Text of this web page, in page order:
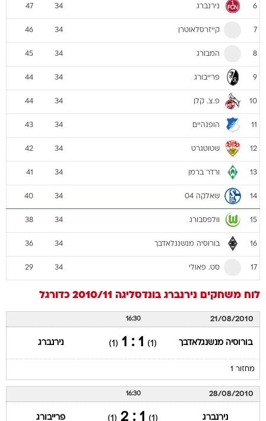
6 נירנברג 34
47
7 קייזרסלאוטרן 34
46
8 המבורג 34
45
9 פרייבורג 34
44
10 פ.צ. קלן 34
44
11 הופנהיים 34
43
12 שטוטגרט 34
42
13 ורדר ברמן 34
41
14 שאלקה 04 34
40
15 וולפסבורג 34
38
16 בורוסיה מנשנגלאדבך 34
36
17 סט. פאולי 34
29
לוח משחקים נירנברג בונדסליגה 2010/11 כדורגל
21/08/2010
16:30
בורוסיה מנשנגלאדבך (1)
1 : 1
(1) נירנברג
מחזור 1
28/08/2010
16:30
נירנברג (1)
1 : 2
(1) פרייבורג